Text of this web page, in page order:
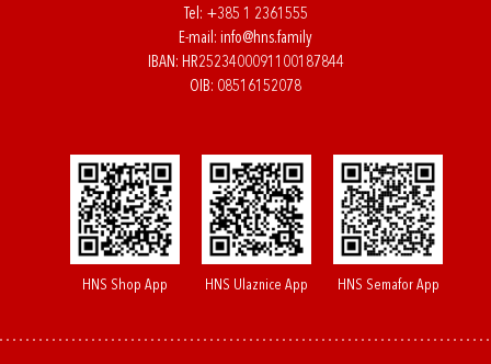
Tel: +385 1 2361555
E-mail: info@hns.family
IBAN: HR2523400091100187844
OIB: 08516152078
HNS Shop App HNS Ulaznice App HNS Semafor App